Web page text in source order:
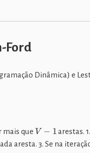
Ford
Dinâmica) e
mais que V− arestas.
aresta. 3. Se na